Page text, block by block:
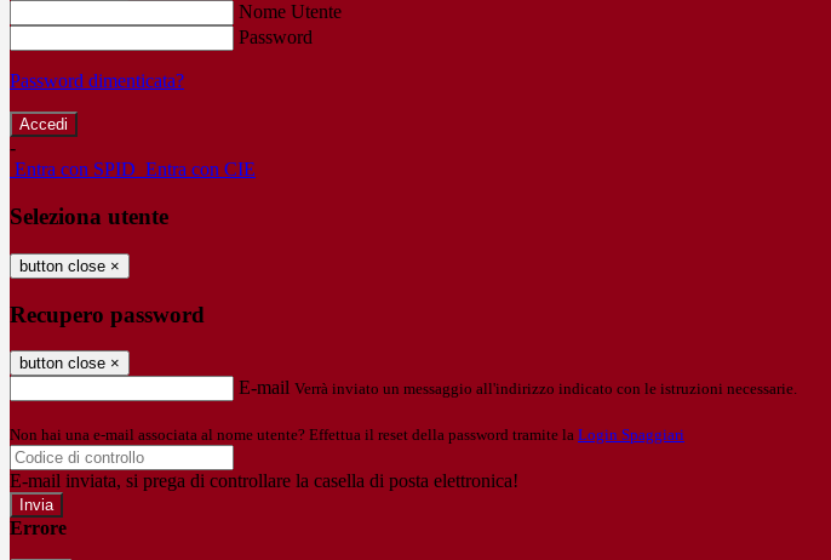
Nome Utente
Password
Password dimenticata?
-
Entra con SPID Entra con CIE
Seleziona utente
button close ×
Recupero password
button close ×
E-mail Verrà inviato un messaggio all'indirizzo indicato con le istruzioni necessarie.
Non hai una e-mail associata al nome utente? Effettua il reset della password tramite la Login Spaggiari
E-mail inviata, si prega di controllare la casella di posta elettronica!
Errore